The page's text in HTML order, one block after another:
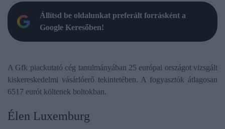
Állítsd be oldalunkat preferált forrásként a
Google Keresőben!
A Gfk piackutató cég tanulmányában 25 európai országot vizsgált
kiskereskedelmi vásárlóerő tekintetében. A fogyasztók átlagosan
6517 eurót költenek boltokban.
Élen Luxemburg